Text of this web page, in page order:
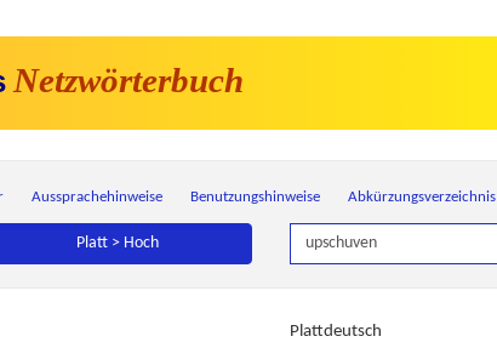
Netzwörterbuch
Aussprachehinweise Benutzungshinweise Abkürzungsverzeichnis
Platt > Hoch
Plattdeutsch